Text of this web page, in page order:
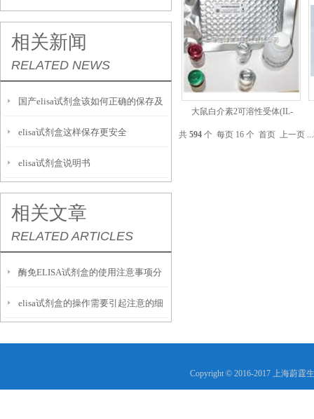
相关新闻
RELATED NEWS
国产elisa试剂盒该如何正确的保存及
运输呢？
elisa试剂盒这样保存更安全
elisa试剂盒说明书
相关文章
RELATED ARTICLES
酶免ELISA试剂盒的使用注意事项分
析
elisa试剂盒的操作需要引起注意的细
大鼠白介素2可溶性受体(IL-
2sR)ELISA试剂盒说明书
共 594 个 每页 16 个 首页 上一页 ...
Copyright © 2016-2017 上海蔚霆